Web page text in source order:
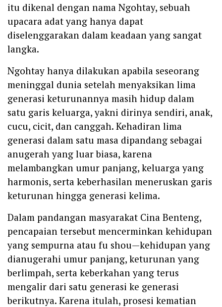
itu dikenal dengan nama Ngohtay, sebuah
upacara adat yang hanya dapat
diselenggarakan dalam keadaan yang sangat
langka.
Ngohtay hanya dilakukan apabila seseorang
meninggal dunia setelah menyaksikan lima
generasi keturunannya masih hidup dalam
satu garis keluarga, yakni dirinya sendiri, anak,
cucu, cicit, dan canggah. Kehadiran lima
generasi dalam satu masa dipandang sebagai
anugerah yang luar biasa, karena
melambangkan umur panjang, keluarga yang
harmonis, serta keberhasilan meneruskan garis
keturunan hingga generasi kelima.
Dalam pandangan masyarakat Cina Benteng,
pencapaian tersebut mencerminkan kehidupan
yang sempurna atau fu shou—kehidupan yang
dianugerahi umur panjang, keturunan yang
berlimpah, serta keberkahan yang terus
mengalir dari satu generasi ke generasi
berikutnya. Karena itulah, prosesi kematian